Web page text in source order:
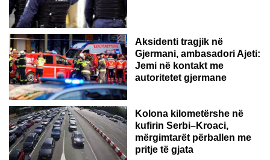
GJERMANI
Aksidenti tragjik në
Gjermani, ambasadori Ajeti:
Jemi në kontakt me
autoritetet gjermane
Kolona kilometërshe në
kufirin Serbi–Kroaci,
mërgimtarët përballen me
pritje të gjata